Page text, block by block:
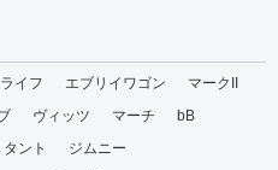
ライフ エブリイワゴン
マークII
ヴィッツ マーチ
bB
タント
ジムニー